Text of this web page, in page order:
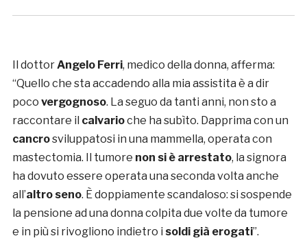
Il dottorAngelo Ferri, medico della donna, afferma:
“Quello che sta accadendo alla mia assistita è a dir
poco vergognoso. La seguo da tanti anni, non sto a
raccontare il calvarioche ha subìto. Dapprima con un
cancrosviluppatosi in una mammella, operata con
mastectomia. Il tumore non si è arrestato, la signora
ha dovuto essere operata una seconda volta anche
all’altro seno. È doppiamente scandaloso: si sospende
la pensione ad una donna colpita due volte da tumore
e in più si rivogliono indietro i soldi già erogati”.